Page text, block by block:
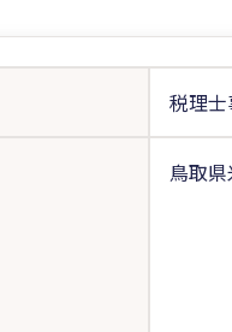
税理
鳥取